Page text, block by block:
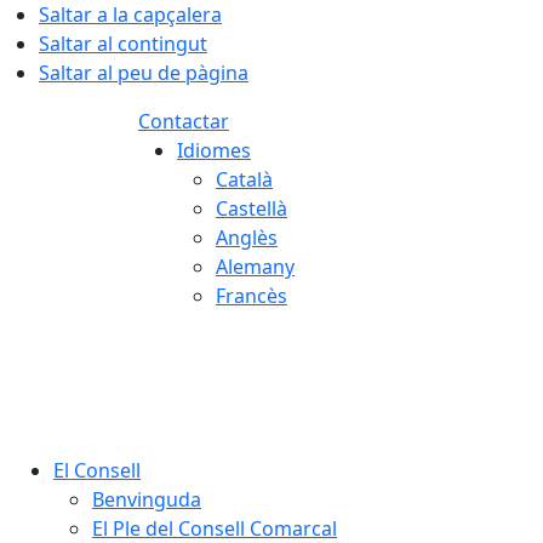
Saltar a la capçalera
Saltar al contingut
Saltar al peu de pàgina
Contactar
Idiomes
Català
Castellà
Anglès
Alemany
Francès
El Consell
Benvinguda
El Ple del Consell Comarcal